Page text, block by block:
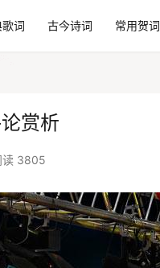
词 古今诗词 常用贺词
赏析
读 3805